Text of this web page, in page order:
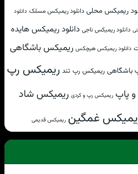
ریمیکس محلی دانلود ریمیکس مسلک دانلود
دانلود ریمیکس ناجی دانلود ریمیکس هایده
دانلود ریمیکس هیچکس ریمیکس باشگاهی
باشگاهی ریمیکس رپ تند ریمیکس رپ
پاپ ریمیکس رپ و کردی ریمیکس شاد
غمگین ریمیکس قدیمی